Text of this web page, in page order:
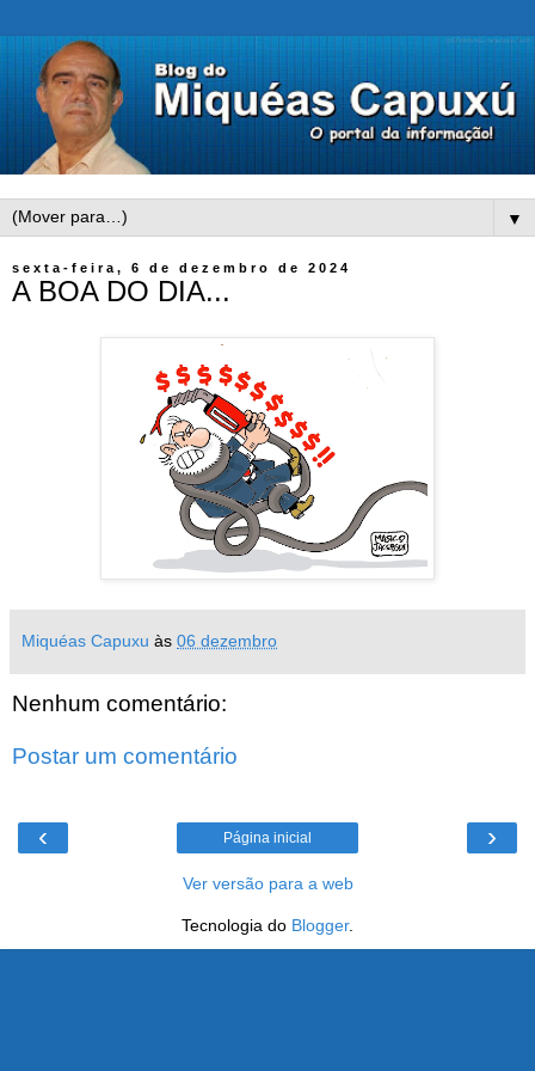
▼
sexta-feira, 6 de dezembro de 2024
A BOA DO DIA...
Miquéas Capuxu às 06 dezembro
Nenhum comentário:
Postar um comentário
‹ ›
Página inicial
Ver versão para a web
Tecnologia do Blogger.